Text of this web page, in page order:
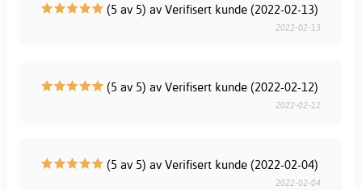
(5 av 5) av Verifisert kunde (2022-02-13)
2022-02-13
(5 av 5) av Verifisert kunde (2022-02-12)
2022-02-12
(5 av 5) av Verifisert kunde (2022-02-04)
2022-02-04